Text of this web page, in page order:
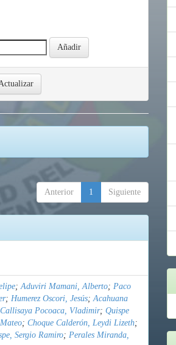
Anterior 1 Siguiente
;Aduviri Mamani, Alberto; Paco
; Humerez Oscori, Jesús;Acahuana
Callisaya Pocoaca, Vladimir; Quispe
; Choque Calderón, Leydi Lizeth;
Sergio Ramiro; Perales Miranda,